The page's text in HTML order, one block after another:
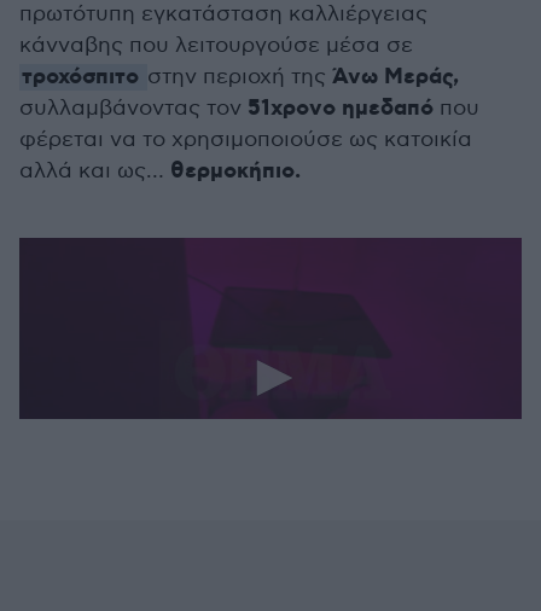
πρωτότυπη εγκατάσταση καλλιέργειας
κάνναβης που λειτουργούσε μέσα σε
τροχόσπιτο στην περιοχή της Άνω Μεράς,
συλλαμβάνοντας τον 51χρονο ημεδαπό που
φέρεται να το χρησιμοποιούσε ως κατοικία
αλλά και ως… θερμοκήπιο.